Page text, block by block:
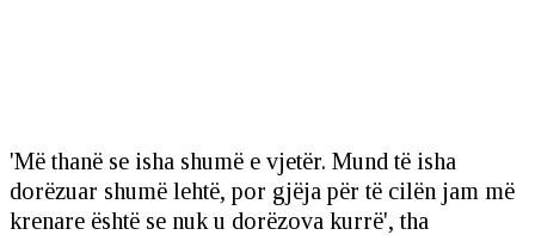
'Më thanë se isha shumë e vjetër. Mund të isha
dorëzuar shumë lehtë, por gjëja për të cilën jam më
krenare është se nuk u dorëzova kurrë', tha